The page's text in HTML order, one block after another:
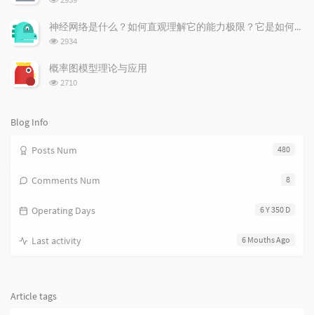
c
l
s
n
l
次
数:
神经网络是什么？如何直观理解它的能力极限？它是如何无限逼近真理？
浏
次
数:
2934
概率图模型理论与应用
浏
2710
Blog Info
480
Posts Num
8
Comments Num
6 Y 350 D
Operating Days
6 Mouths Ago
Last activity
Article tags